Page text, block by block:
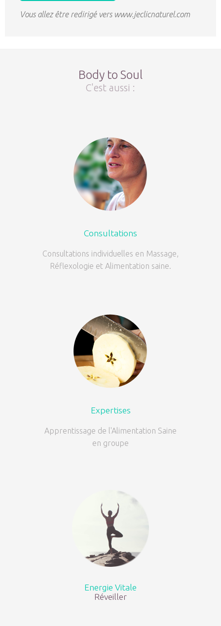
Vous allez être redirigé vers www.jeclicnaturel.com
Body to Soul
C'est aussi :
Consultations
Consultations individuelles en Massage,
Réflexologie et Alimentation saine.
Expertises
Apprentissage de l'Alimentation Saine
en groupe
Energie Vitale
Réveiller